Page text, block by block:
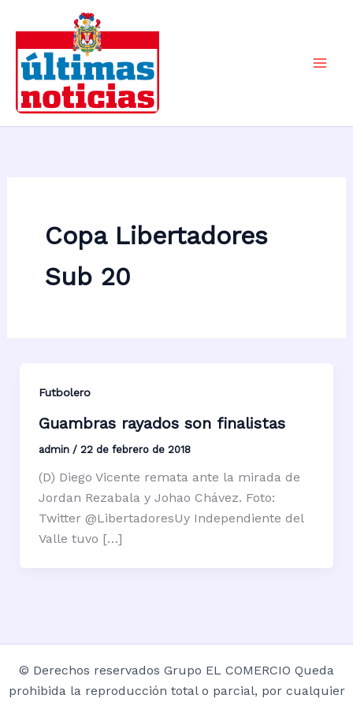
contenido
Copa Libertadores
Sub 20
Futbolero
Guambras rayados son finalistas
admin / 22 de febrero de 2018
(D) Diego Vicente remata ante la mirada de
Jordan Rezabala y Johao Chávez. Foto:
Twitter @LibertadoresUy Independiente del
Valle tuvo […]
© Derechos reservados Grupo EL COMERCIO Queda
prohibida la reproducción total o parcial, por cualquier